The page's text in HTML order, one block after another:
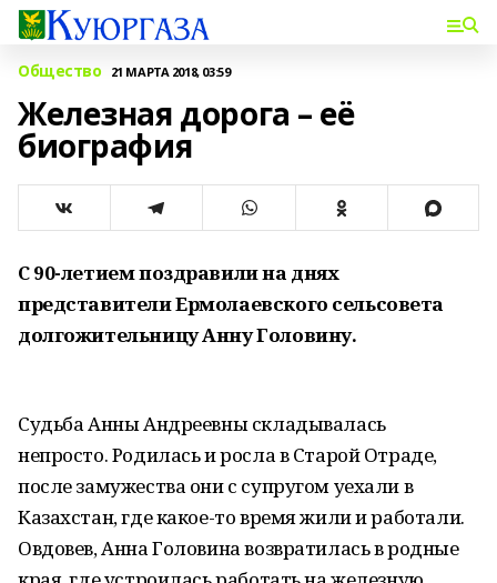
Общество 21 МАРТА 2018, 03:59
Железная дорога – её
биография
С 90-летием поздравили на днях
представители Ермолаевского сельсовета
долгожительницу Анну Головину.
Судьба Анны Андреевны складывалась
непросто. Родилась и росла в Старой Отраде,
после замужества они с супругом уехали в
Казахстан, где какое-то время жили и работали.
Овдовев, Анна Головина возвратилась в родные